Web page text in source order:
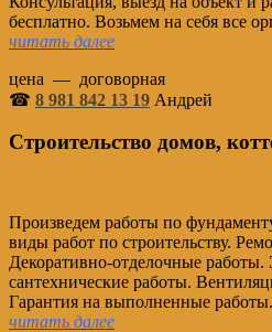
бесплатно. Возьмем на себя все
читать далее
цена — договорная
☎ 8 981 842 13 19 Андрей
Строительство домов,
Произведем работы по
виды работ по строительству.
Декоративно-отделочные работы.
сантехнические работы.
Гарантия на выполненные
читать далее